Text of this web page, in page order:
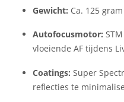
Gewicht: Ca. 125 gram
Autofocusmotor:
vloeiende AF tijdens
Coatings: Super
reflecties te